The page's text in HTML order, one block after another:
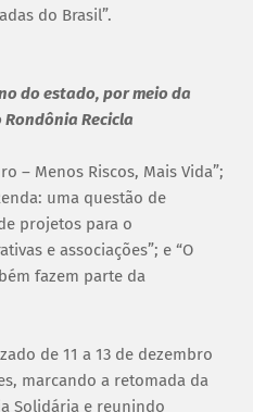
do Brasil”.
do estado, por meio da
Recicla
– Menos Riscos, Mais Vida”;
uma questão de
projetos para o
e associações”; e “O
fazem parte da
de 11 a 13 de dezembro
marcando a retomada da
Solidária e reunindo